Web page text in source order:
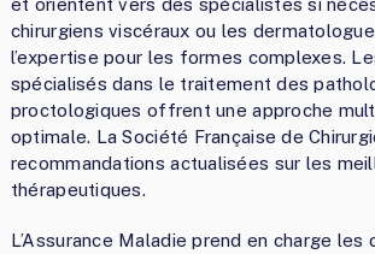
chirurgiens viscéraux ou les
l’expertise pour les formes complexes.
spécialisés dans le traitement des
proctologiques offrent une approche
optimale. La Société Française de
recommandations actualisées sur les
thérapeutiques.
L’Assurance Maladie prend en charge